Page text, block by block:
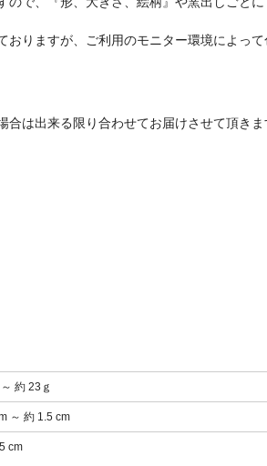
りますが、ご利用のモニター環境によって
は出来る限り合わせてお届けさせて頂きま
約 23ｇ
～ 約 1.5 cm
cm